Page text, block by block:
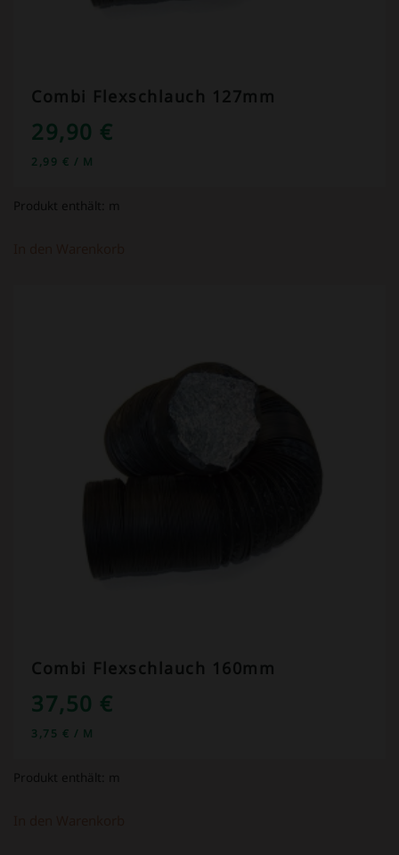
Combi Flexschlauch 127mm
29,90 €
2,99 € / M
Produkt enthält: m
Combi Flexschlauch 160mm
37,50 €
3,75 € / M
Produkt enthält: m